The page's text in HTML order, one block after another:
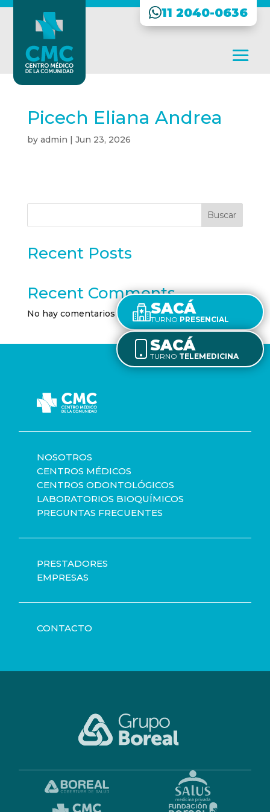
11 2040-0636
Picech Eliana Andrea
by admin | Jun 23, 2026
Buscar
Recent Posts
Recent Comments
No hay comentarios que mostrar.SACÁ
TURNO PRESENCIAL
SACÁ
TURNO TELEMEDICINA
NOSOTROS
CENTROS MÉDICOS
CENTROS ODONTOLÓGICOS
LABORATORIOS BIOQUÍMICOS
PREGUNTAS FRECUENTES
PRESTADORES
EMPRESAS
CONTACTO